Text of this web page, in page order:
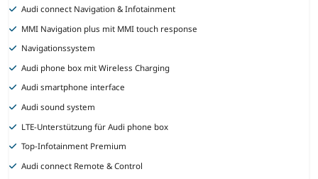
Audi connect Navigation & Infotainment
MMI Navigation plus mit MMI touch response
Navigationssystem
Audi phone box mit Wireless Charging
Audi smartphone interface
Audi sound system
LTE-Unterstützung für Audi phone box
Top-Infotainment Premium
Audi connect Remote & Control